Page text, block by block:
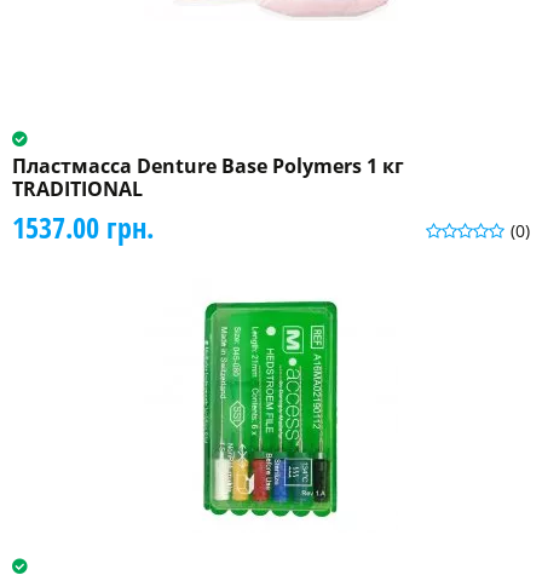
Пластмасса Denture Base Polymers 1 кг
TRADITIONAL
(0)
1537.00 грн.